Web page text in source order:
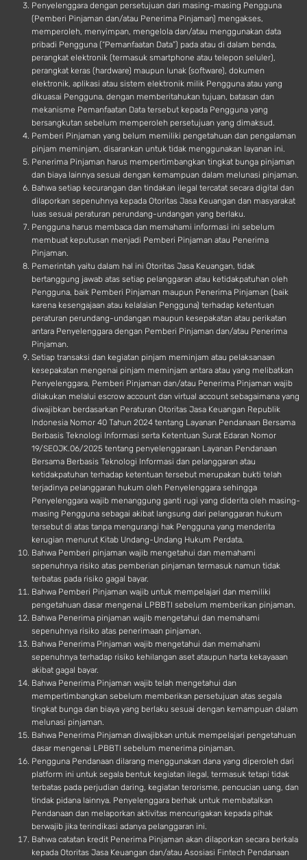
Penyelenggara dengan persetujuan dari masing-masing Pengguna
(Pemberi Pinjaman dan/atau Penerima Pinjaman) mengakses,
memperoleh, menyimpan, mengelola dan/atau menggunakan data
pribadi Pengguna (“Pemanfaatan Data”) pada atau di dalam benda,
perangkat elektronik (termasuk smartphone atau telepon seluler),
perangkat keras (hardware) maupun lunak (software), dokumen
elektronik, aplikasi atau sistem elektronik milik Pengguna atau yang
dikuasai Pengguna, dengan memberitahukan tujuan, batasan dan
mekanisme Pemanfaatan Data tersebut kepada Pengguna yang
bersangkutan sebelum memperoleh persetujuan yang dimaksud.
Pemberi Pinjaman yang belum memiliki pengetahuan dan pengalaman
pinjam meminjam, disarankan untuk tidak menggunakan layanan ini.
Penerima Pinjaman harus mempertimbangkan tingkat bunga pinjaman
dan biaya lainnya sesuai dengan kemampuan dalam melunasi pinjaman.
Bahwa setiap kecurangan dan tindakan ilegal tercatat secara digital dan
dilaporkan sepenuhnya kepada Otoritas Jasa Keuangan dan masyarakat
luas sesuai peraturan perundang-undangan yang berlaku.
Pengguna harus membaca dan memahami informasi ini sebelum
membuat keputusan menjadi Pemberi Pinjaman atau Penerima
Pinjaman.
Pemerintah yaitu dalam hal ini Otoritas Jasa Keuangan, tidak
bertanggung jawab atas setiap pelanggaran atau ketidakpatuhan oleh
Pengguna, baik Pemberi Pinjaman maupun Penerima Pinjaman (baik
karena kesengajaan atau kelalaian Pengguna) terhadap ketentuan
peraturan perundang-undangan maupun kesepakatan atau perikatan
antara Penyelenggara dengan Pemberi Pinjaman dan/atau Penerima
Pinjaman.
Setiap transaksi dan kegiatan pinjam meminjam atau pelaksanaan
kesepakatan mengenai pinjam meminjam antara atau yang melibatkan
Penyelenggara, Pemberi Pinjaman dan/atau Penerima Pinjaman wajib
dilakukan melalui escrow account dan virtual account sebagaimana yang
diwajibkan berdasarkan Peraturan Otoritas Jasa Keuangan Republik
Indonesia Nomor 40 Tahun 2024 tentang Layanan Pendanaan Bersama
Berbasis Teknologi Informasi serta Ketentuan Surat Edaran Nomor
19/SEOJK.06/2025 tentang penyelenggaraan Layanan Pendanaan
Bersama Berbasis Teknologi Informasi dan pelanggaran atau
ketidakpatuhan terhadap ketentuan tersebut merupakan bukti telah
terjadinya pelanggaran hukum oleh Penyelenggara sehingga
Penyelenggara wajib menanggung ganti rugi yang diderita oleh masing-
masing Pengguna sebagai akibat langsung dari pelanggaran hukum
tersebut di atas tanpa mengurangi hak Pengguna yang menderita
kerugian menurut Kitab Undang-Undang Hukum Perdata.
Bahwa Pemberi pinjaman wajib mengetahui dan memahami
sepenuhnya risiko atas pemberian pinjaman termasuk namun tidak
terbatas pada risiko gagal bayar.
Bahwa Pemberi Pinjaman wajib untuk mempelajari dan memiliki
pengetahuan dasar mengenai LPBBTI sebelum memberikan pinjaman.
Bahwa Penerima pinjaman wajib mengetahui dan memahami
sepenuhnya risiko atas penerimaan pinjaman.
Bahwa Penerima Pinjaman wajib mengetahui dan memahami
sepenuhnya terhadap risiko kehilangan aset ataupun harta kekayaaan
akibat gagal bayar.
Bahwa Penerima Pinjaman wajib telah mengetahui dan
mempertimbangkan sebelum memberikan persetujuan atas segala
tingkat bunga dan biaya yang berlaku sesuai dengan kemampuan dalam
melunasi pinjaman.
Bahwa Penerima Pinjaman diwajibkan untuk mempelajari pengetahuan
dasar mengenai LPBBTI sebelum menerima pinjaman.
Pengguna Pendanaan dilarang menggunakan dana yang diperoleh dari
platform ini untuk segala bentuk kegiatan ilegal, termasuk tetapi tidak
terbatas pada perjudian daring, kegiatan terorisme, pencucian uang, dan
tindak pidana lainnya. Penyelenggara berhak untuk membatalkan
Pendanaan dan melaporkan aktivitas mencurigakan kepada pihak
berwajib jika terindikasi adanya pelanggaran ini.
Bahwa catatan kredit Penerima Pinjaman akan dilaporkan secara berkala
kepada Otoritas Jasa Keuangan dan/atau Asosiasi Fintech Pendanaan